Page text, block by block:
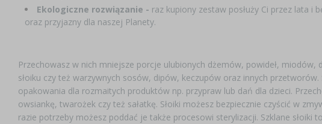
Ekologiczne rozwiązanie - raz kupiony zestaw posłuży Ci przez lata i
oraz przyjazny dla naszej Planety.
Przechowasz w nich mniejsze porcje ulubionych dżemów, powideł,
słoiku czy też warzywnych sosów, dipów, keczupów oraz innych
opakowania dla rozmaitych produktów np. przypraw lub dań dla dzieci.
owsiankę, twarożek czy też sałatkę. Słoiki możesz bezpiecznie czyścić w
razie potrzeby możesz poddać je także procesowi sterylizacji. Szklane słoiki